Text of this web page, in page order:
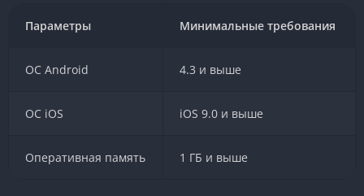
Параметры Минимальные требования
ОС Android 4.3 и выше
ОС iOS iOS 9.0 и выше
Оперативная память 1 ГБ и выше